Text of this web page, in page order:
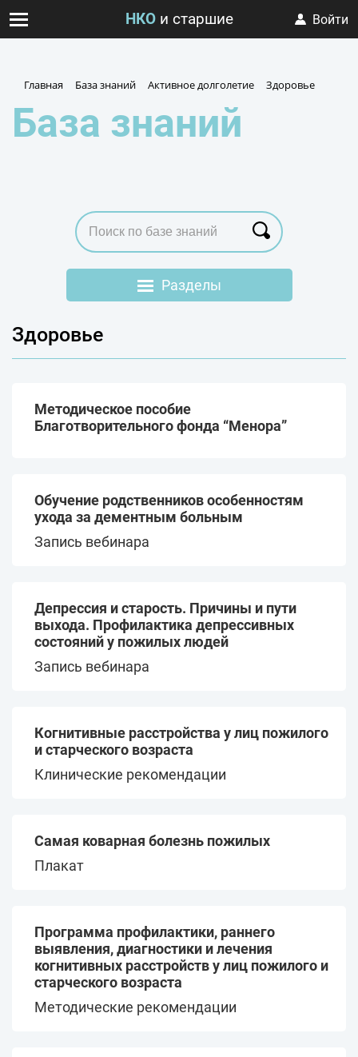
НКОи старшие Войти
Главная База знаний Активное долголетие Здоровье
База знаний
Разделы
Отчеты
Авторские мероприятия
Альянса «Серебряный
возраст»
Развитие НКО
Технологии работы в
кризисное время
Семьи с детьми в трудной
COVID-19
Помощь, уязвимым
пожилым людям
Профилактика жестокого
людям
Работа с соседскими
сообществами и ТОС
Выявление пожилых,
нуждающихся в помощи
Технологии работы в
кризисное время
Сборник практик конкурса
Конференции Коалиции
Технологии и практики
работы с пожилыми
людьми
Материалы для пожилых
Безопасность
Здоровье
Методическое пособие
Благотворительного фонда “Менора”
Обучение родственников особенностям
ухода за дементным больным
Запись вебинара
Депрессия и старость. Причины и пути
выхода. Профилактика депрессивных
состояний у пожилых людей
Запись вебинара
Когнитивные расстройства у лиц пожилого
и старческого возраста
Клинические рекомендации
Самая коварная болезнь пожилых
Плакат
Программа профилактики, раннего
выявления, диагностики и лечения
когнитивных расстройств у лиц пожилого и
старческого возраста
Методические рекомендации